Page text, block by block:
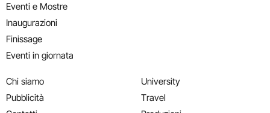
Eventi e Mostre
Inaugurazioni
Finissage
Eventi in giornata
Chi siamo
Pubblicità
University
Travel